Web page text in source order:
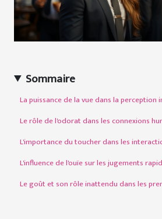
Sommaire
La puissance de la vue dans la perception
Le rôle de l'odorat dans les connexions
L'importance du toucher dans les
L'influence de l'ouïe sur les jugements
Le goût et son rôle inattendu dans les